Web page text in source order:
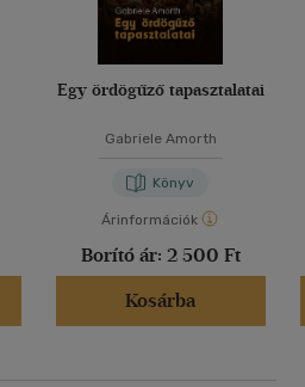
Egy ördögűző tapasztalatai
Gabriele Amorth
Könyv
Árinformációk
Borító ár: 2 500 Ft
Kosárba